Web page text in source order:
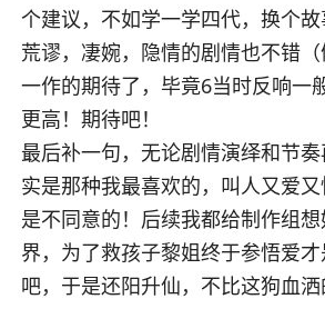
个建议，不如学一学四代，换个
荒谬，凄婉，隐情的剧情也不错
一作的期待了，毕竟6当时反响一
更高！期待吧！
最后补一句，无论剧情演绎和节
实是那种我最喜欢的，叫人又爱
是不同意的！后续我都给制作组
界，为了救孩子黎姐终于参悟爱
吧，于是还阳升仙，不比这狗血洒